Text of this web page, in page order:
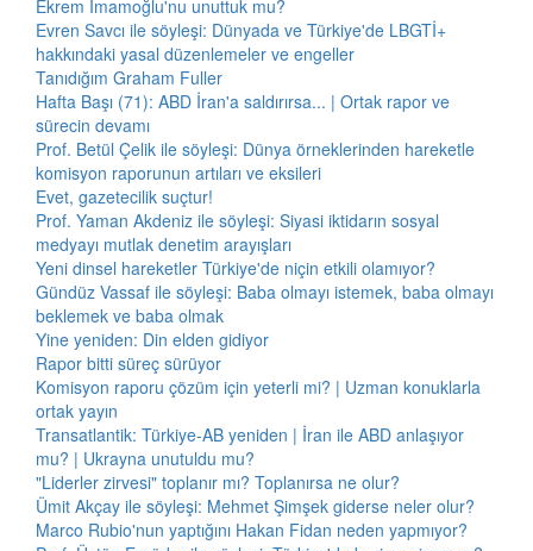
Ekrem İmamoğlu'nu unuttuk mu?
Evren Savcı ile söyleşi: Dünyada ve Türkiye'de LBGTİ+
hakkındaki yasal düzenlemeler ve engeller
Tanıdığım Graham Fuller
Hafta Başı (71): ABD İran'a saldırırsa... | Ortak rapor ve
sürecin devamı
Prof. Betül Çelik ile söyleşi: Dünya örneklerinden hareketle
komisyon raporunun artıları ve eksileri
Evet, gazetecilik suçtur!
Prof. Yaman Akdeniz ile söyleşi: Siyasi iktidarın sosyal
medyayı mutlak denetim arayışları
Yeni dinsel hareketler Türkiye'de niçin etkili olamıyor?
Gündüz Vassaf ile söyleşi: Baba olmayı istemek, baba olmayı
beklemek ve baba olmak
Yine yeniden: Din elden gidiyor
Rapor bitti süreç sürüyor
Komisyon raporu çözüm için yeterli mi? | Uzman konuklarla
ortak yayın
Transatlantik: Türkiye-AB yeniden | İran ile ABD anlaşıyor
mu? | Ukrayna unutuldu mu?
"Liderler zirvesi" toplanır mı? Toplanırsa ne olur?
Ümit Akçay ile söyleşi: Mehmet Şimşek giderse neler olur?
Marco Rubio'nun yaptığını Hakan Fidan neden yapmıyor?